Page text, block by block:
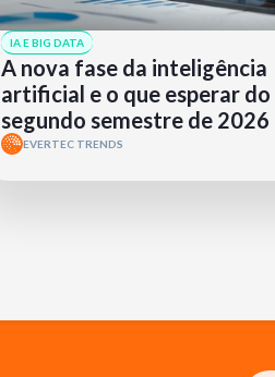
IA E BIG DATA
A nova fase da inteligência
artificial e o que esperar do
segundo semestre de 2026
EVERTEC TRENDS